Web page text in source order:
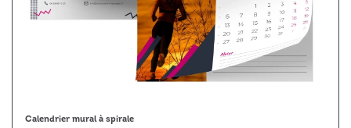
Calendrier mural à spirale